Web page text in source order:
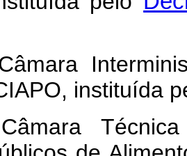
instituída